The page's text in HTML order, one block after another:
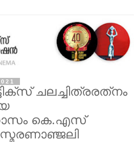
ചലച്ചിത്രരത്‌നം
കെ.എസ്